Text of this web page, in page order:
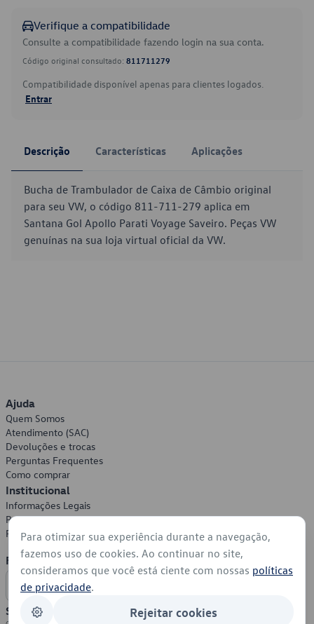
Verifique a compatibilidade
Consulte a compatibilidade fazendo login na sua conta.
Código original consultado: 811711279
Compatibilidade disponível apenas para clientes logados.
Entrar
Descrição Características Aplicações
Bucha de Trambulador de Caixa de Câmbio original
para seu VW, o código 811-711-279 aplica em
Santana Gol Apollo Parati Voyage Saveiro. Peças VW
genuínas na sua loja virtual oficial da VW.
Ajuda
Quem Somos
Atendimento (SAC)
Devoluções e trocas
Perguntas Frequentes
Como comprar
Institucional
Informações Legais
Política de Privacidade
Política de Cookies
Formas de Pagamento
Segurança
Para otimizar sua experiência durante a navegação,
fazemos uso de cookies. Ao continuar no site,
consideramos que você está ciente com nossas políticas
de privacidade.
Rejeitar cookies